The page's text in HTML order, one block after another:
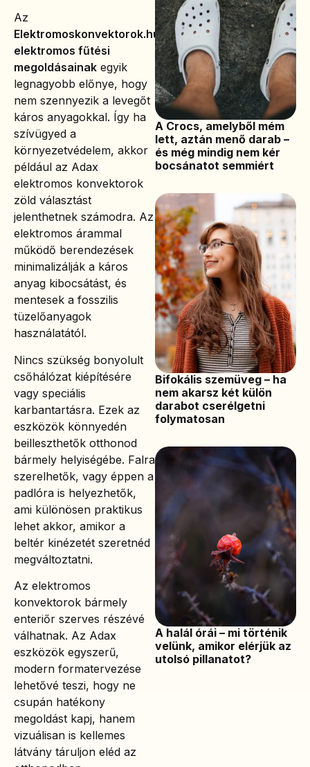
Az
Elektromoskonvektorok.hu
elektromos fűtési
megoldásainak egyik
legnagyobb előnye, hogy
nem szennyezik a levegőt
káros anyagokkal. Így ha
szívügyed a
környezetvédelem, akkor
például az Adax
elektromos konvektorok
zöld választást
jelenthetnek számodra. Az
elektromos árammal
működő berendezések
minimalizálják a káros
anyag kibocsátást, és
mentesek a fosszilis
tüzelőanyagok
használatától.
Nincs szükség bonyolult
csőhálózat kiépítésére
vagy speciális
karbantartásra. Ezek az
eszközök könnyedén
beilleszthetők otthonod
bármely helyiségébe. Falra
szerelhetők, vagy éppen a
padlóra is helyezhetők,
ami különösen praktikus
lehet akkor, amikor a
beltér kinézetét szeretnéd
megváltoztatni.
Az elektromos
konvektorok bármely
enteriőr szerves részévé
válhatnak. Az Adax
eszközök egyszerű,
modern formatervezése
lehetővé teszi, hogy ne
csupán hatékony
megoldást kapj, hanem
vizuálisan is kellemes
látvány táruljon eléd az
A Crocs, amelyből mém
lett, aztán menő darab –
és még mindig nem kér
bocsánatot semmiért
Bifokális szemüveg – ha
nem akarsz két külön
darabot cserélgetni
folymatosan
A halál órái – mi történik
velünk, amikor elérjük az
utolsó pillanatot?